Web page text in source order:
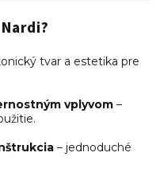
tvar a estetika pre
vplyvom –
– jednoduché